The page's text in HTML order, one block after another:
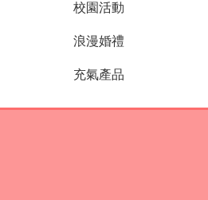
校園活動
浪漫婚禮
充氣產品